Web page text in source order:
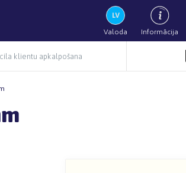
Valoda Informācija
klientu apkalpošana